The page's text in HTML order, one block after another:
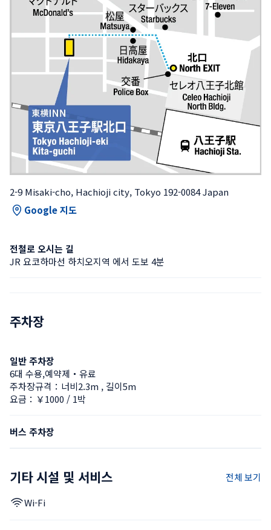
2-9 Misaki-cho, Hachioji city, Tokyo 192-0084 Japan
Google 지도
전철로 오시는 길
JR 요코하마선 하치오지역 에서 도보 4분
주차장
일반 주차장
6대 수용,예약제・유료
주차장규격：너비2.3m , 길이5m
요금：￥1000 / 1박
버스 주차장
기타 시설 및 서비스 전체 보기
Wi-Fi